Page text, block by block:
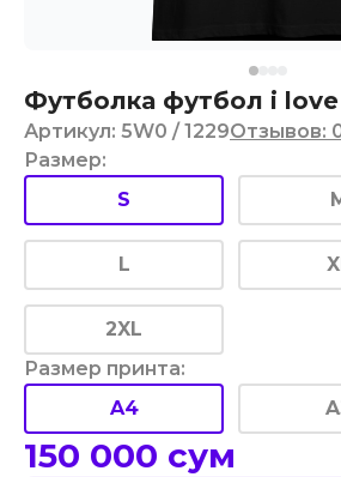
Футболка футбол i
Артикул: 5W0 / 1229Отзывов:
Размер:
S
L
2XL
Размер принта:
A4
150 000 сум